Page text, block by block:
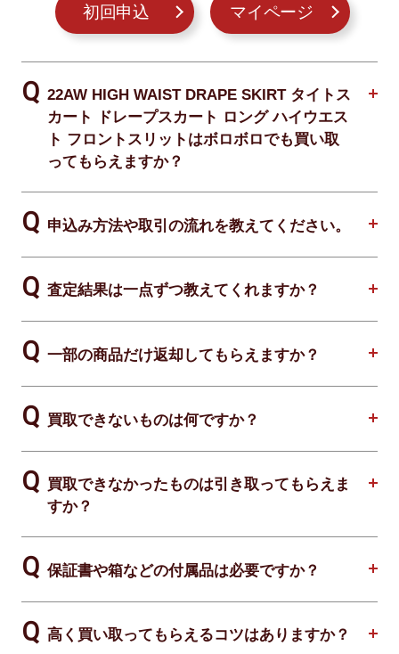
初回申込 マイページ
22AW HIGH WAIST DRAPE SKIRT タイトス
カート ドレープスカート ロング ハイウエス
ト フロントスリットはボロボロでも買い取
ってもらえますか？
申込み方法や取引の流れを教えてください。
査定結果は一点ずつ教えてくれますか？
一部の商品だけ返却してもらえますか？
買取できないものは何ですか？
買取できなかったものは引き取ってもらえま
すか？
保証書や箱などの付属品は必要ですか？
高く買い取ってもらえるコツはありますか？